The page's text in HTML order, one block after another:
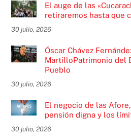
El auge de las
retiraremos hasta que
30 julio, 2026
Óscar Chávez
MartilloPatrimonio del
Pueblo
30 julio, 2026
El negocio de las
pensión digna y los
30 julio, 2026